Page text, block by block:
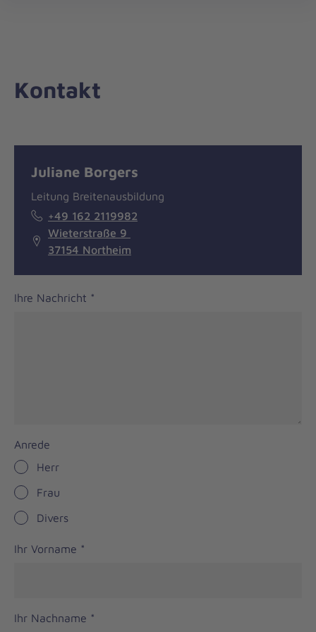
Kontakt
Juliane Borgers
Leitung Breitenausbildung
+49 162 2119982
Wieterstraße 9
37154 Northeim
Ihre Nachricht *
Anrede
Herr
Frau
Divers
Ihr Vorname *
Ihr Nachname *